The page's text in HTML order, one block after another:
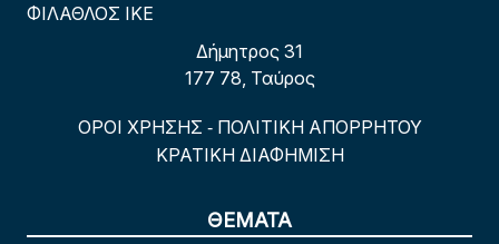
ΦΙΛΑΘΛΟΣ ΙΚΕ
Δήμητρος 31
177 78, Ταύρος
ΟΡΟΙ ΧΡΗΣΗΣ - ΠΟΛΙΤΙΚΗ ΑΠΟΡΡΗΤΟΥ
ΚΡΑΤΙΚΗ ΔΙΑΦΗΜΙΣΗ
ΘΕΜΑΤΑ